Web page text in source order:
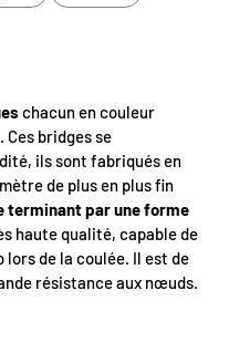
chacun en couleur
. Ces bridges se
ils sont fabriqués en
de plus en plus fin
terminant par une forme
haute qualité, capable de
lors de la coulée. Il est de
résistance aux nœuds.